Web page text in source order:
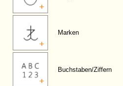
Marken
Buchstaben/Ziffern